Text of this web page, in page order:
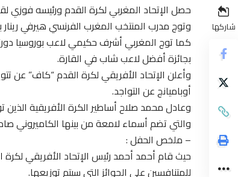
شاركها
حصل الإتحاد المغربي لكرة القدم ورئيسه فوزي
وتوج مدرب المنتخب المغرب الفرنسي هيرفي رينار
كما توج المغربي أشرف حكيمي لاعب بوروسيا
بجائزة أفضل لاعب شاب في القارة.
وأعلن الإتحاد الأفريقي لكرة القدم “كاف” عن
أوباميانج عن التواجد.
وعادل محمد صلاح أساطير الكرة الأفريقية الذين
والتي تضم أسماء لامعة من بينها الكاميروني
– ملخص الحفل :
حيث قام أحمد أحمد رئيس الإتحاد الأفريقي لكرة
للمتنافسين على الجوائز التي سيتم توزيعها.